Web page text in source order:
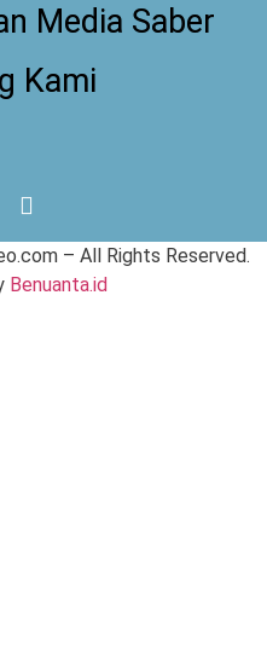
Media Saber
Kami
– All Rights Reserved.
Benuanta.id